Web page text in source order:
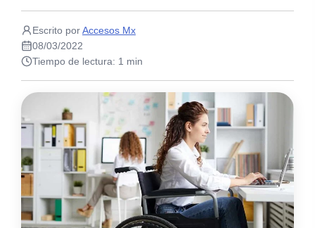
Escrito porAccesos Mx
08/03/2022
Tiempo de lectura: 1 min